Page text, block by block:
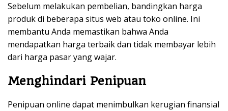
Sebelum melakukan pembelian, bandingkan harga
produk di beberapa situs web atau toko online. Ini
membantu Anda memastikan bahwa Anda
mendapatkan harga terbaik dan tidak membayar lebih
dari harga pasar yang wajar.
Menghindari Penipuan
Penipuan online dapat menimbulkan kerugian finansial